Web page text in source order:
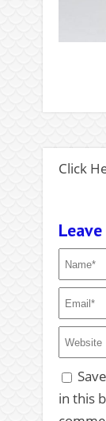
Click
in this